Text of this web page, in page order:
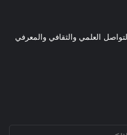
العلمي والثقافي والمعرفي